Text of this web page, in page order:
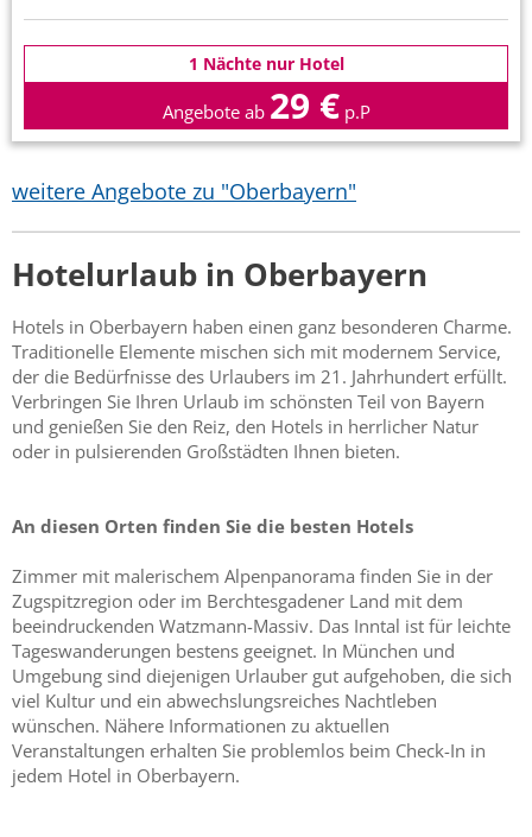
1 Nächte nur Hotel
Angebote ab 29 € p.P
weitere Angebote zu "Oberbayern"
Hotelurlaub in Oberbayern
Hotels in Oberbayern haben einen ganz besonderen Charme.
Traditionelle Elemente mischen sich mit modernem Service,
der die Bedürfnisse des Urlaubers im 21. Jahrhundert erfüllt.
Verbringen Sie Ihren Urlaub im schönsten Teil von Bayern
und genießen Sie den Reiz, den Hotels in herrlicher Natur
oder in pulsierenden Großstädten Ihnen bieten.
An diesen Orten finden Sie die besten Hotels
Zimmer mit malerischem Alpenpanorama finden Sie in der
Zugspitzregion oder im Berchtesgadener Land mit dem
beeindruckenden Watzmann-Massiv. Das Inntal ist für leichte
Tageswanderungen bestens geeignet. In München und
Umgebung sind diejenigen Urlauber gut aufgehoben, die sich
viel Kultur und ein abwechslungsreiches Nachtleben
wünschen. Nähere Informationen zu aktuellen
Veranstaltungen erhalten Sie problemlos beim Check-In in
jedem Hotel in Oberbayern.